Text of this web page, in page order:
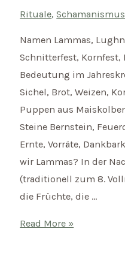
Rituale,Schamanismus
Namen Lammas,
Schnitterfest, Kornfest,
Bedeutung im
Sichel, Brot, Weizen,
Puppen aus
Steine Bernstein,
Ernte, Vorräte,
wir Lammas? In der
(traditionell zum 8.
die Früchte, die …
Lammas
Read More »